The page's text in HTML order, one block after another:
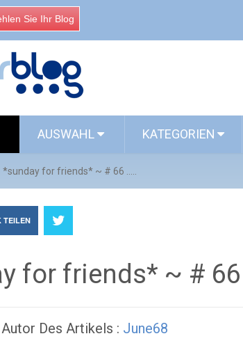
Sie Ihr Blog
AUSWAHL KATEGORIEN
*sunday for friends* ~ # 66 …..
TEILEN
for friends* ~ #
Autor Des Artikels : June68